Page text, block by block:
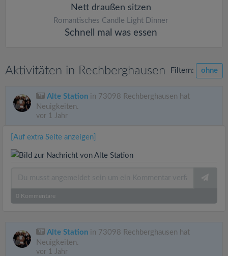
Nett draußen sitzen
Romantisches Candle Light Dinner
Schnell mal was essen
Aktivitäten in Rechberghausen Filtern: ohne
Alte Station in 73098 Rechberghausen hat
Neuigkeiten.
vor 1 Jahr
[Auf extra Seite anzeigen]
0 Kommentare
Alte Station in 73098 Rechberghausen hat
Neuigkeiten.
vor 1 Jahr